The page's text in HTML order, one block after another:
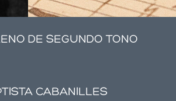
DE SEGUNDO TONO
CABANILLES